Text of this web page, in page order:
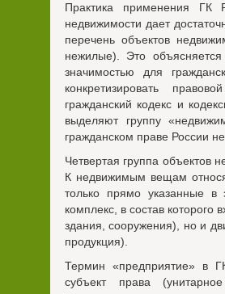
Практика применения ГК
недвижимости дает
перечень объектов
нежилые). Это
значимостью для
конкретизировать
гражданский кодекс и
выделяют группу
гражданском праве России
Четвертая группа объектов
К недвижимым вещам
только прямо указанные
комплекс, в состав
здания, сооружения), но и
продукция).
Термин «предприятие» в
субъект права